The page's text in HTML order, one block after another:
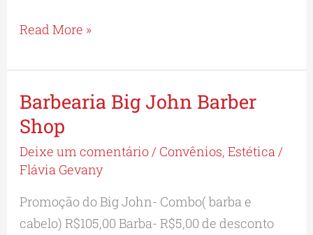
Read More »
Barbearia Big John Barber
Shop
Deixe um comentário / Convênios,Estética /
Flávia Gevany
Promoção do Big John- Combo( barba e
cabelo) R$105,00 Barba- R$5,00 de desconto
Barbearia
Big
John
Barber